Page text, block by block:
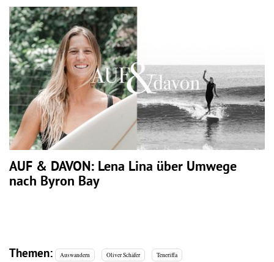
AUF & DAVON: Lena Lina über Umwege
nach Byron Bay
Themen: Auswandern Oliver Schäfer Teneriffa